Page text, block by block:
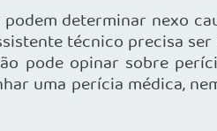
determinar nexo
técnico precisa
pode opinar sobre
uma perícia médica,